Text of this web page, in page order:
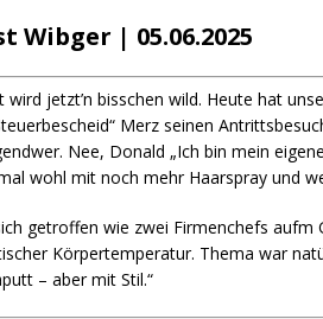
Wibger | 05.06.2025
wird jetzt’n bisschen wild. Heute hat
Merz seinen
Nee, Donald „Ich bin mein
wohl mit noch mehr Haarspray und
getroffen wie zwei Firmenchefs
Körpertemperatur. Thema war
– aber mit Stil.“